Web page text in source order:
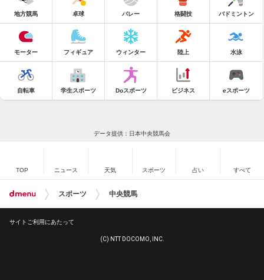
地方競馬 卓球 バレー 格闘技 バドミントン
モーター フィギュア ウィンター 陸上 水泳
自転車 学生スポーツ Doスポーツ ビジネス eスポーツ
データ提供：日本中央競馬会
TOP ニュース 天気 スポーツ 占い すべて
スポーツ 中央競馬
サイトご利用にあたって
(C) NTT DOCOMO, INC.